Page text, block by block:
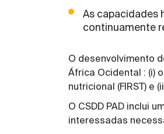
As capacidades
continuamente
O desenvolvimento
África Ocidental : (i)
nutricional (FIRST) e
O CSDD PAD inclui
interessadas